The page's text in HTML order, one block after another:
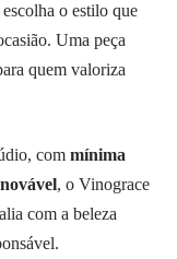
o estilo que
Uma peça
quem valoriza
com mínima
, o Vinograce
com a beleza